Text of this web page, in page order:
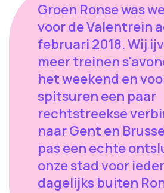
Groen Ronse was
voor de Valentrein
februari 2018. Wij
meer treinen
het weekend en
spitsuren een paar
rechtstreekse
naar Gent en
pas een echte
onze stad voor
dagelijks buiten